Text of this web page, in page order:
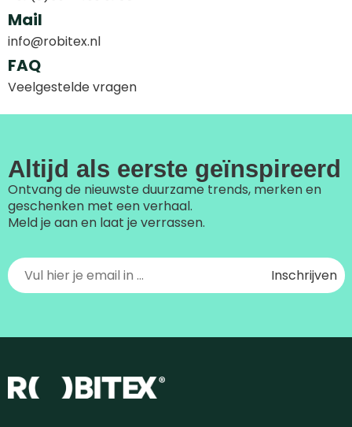
Mail
info@robitex.nl
FAQ
Veelgestelde vragen
Altijd als eerste geïnspireerd
Ontvang de nieuwste duurzame trends, merken en
geschenken met een verhaal.
Meld je aan en laat je verrassen.